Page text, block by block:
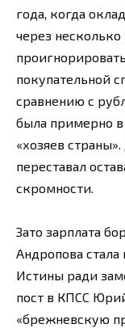
года, когда
через
покупательной
сравнению с
была примерно в
«хозяев
переставал
скромности.
Зато зарплата
Андропова
Истины ради
пост в КПСС
«брежневскую